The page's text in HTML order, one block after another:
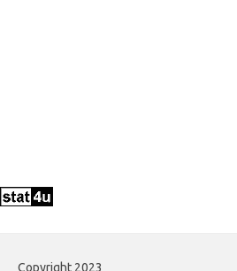
Copyright 2023